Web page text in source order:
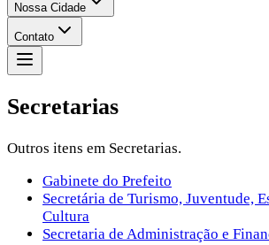
Nossa Cidade
Contato
Secretarias
Outros itens em Secretarias.
Gabinete do Prefeito
Secretária de Turismo, Juventude,
Cultura
Secretaria de Administração e